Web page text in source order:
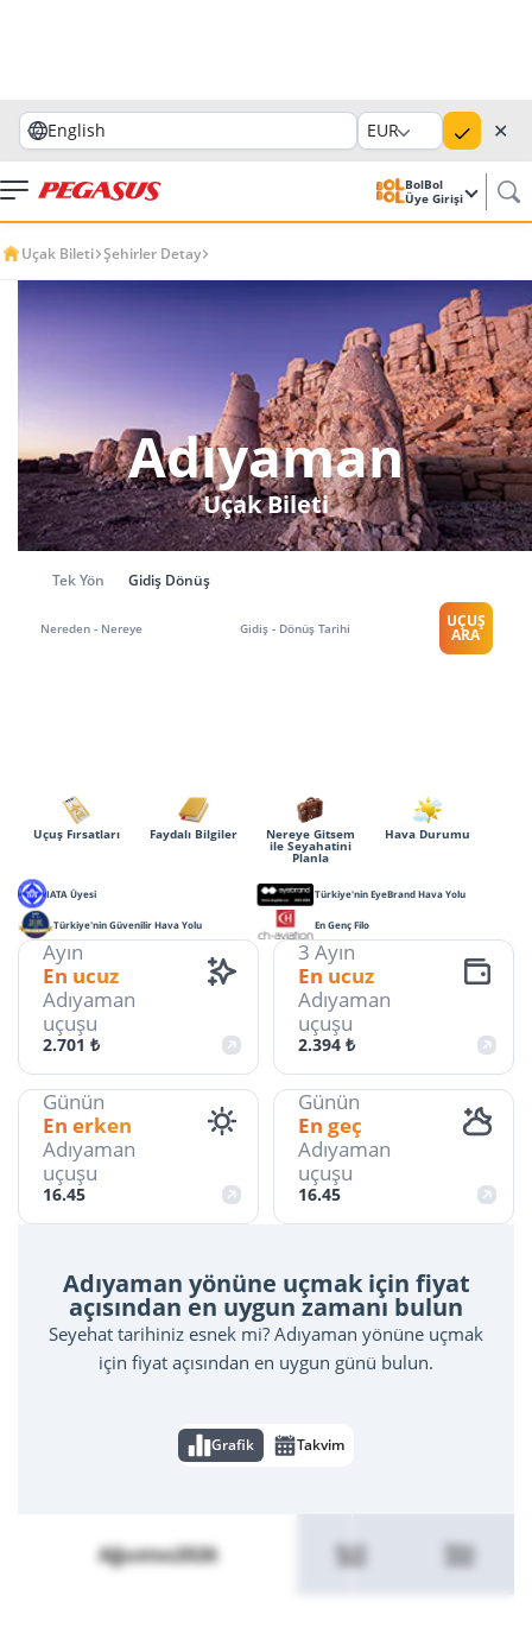
English EUR ✕
BolBol
Üye Girişi
Uçak Bileti Şehirler Detay
Adıyaman
Uçak Bileti
Tek Yön Gidiş Dönüş
Nereden - Nereye Gidiş - Dönüş Tarihi UÇUŞ
ARA
Uçuş Fırsatları Faydalı Bilgiler Nereye Gitsem
ile Seyahatini
Planla
Hava Durumu
IATA Üyesi Türkiye'nin EyeBrand Hava Yolu
Türkiye'nin Güvenilir Hava Yolu En Genç Filo
Ayın
En ucuz
Adıyaman
uçuşu
2.701 ₺
3 Ayın
En ucuz
Adıyaman
uçuşu
2.394 ₺
Günün
En erken
Adıyaman
uçuşu
16.45
Günün
En geç
Adıyaman
uçuşu
16.45
Adıyaman yönüne uçmak için fiyat
açısından en uygun zamanı bulun
Seyehat tarihiniz esnek mi? Adıyaman yönüne uçmak
için fiyat açısından en uygun günü bulun.
Grafik Takvim
Ağustos2026 Eylül Ekim